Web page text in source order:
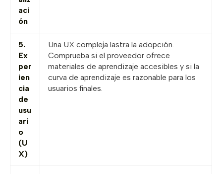
aci
ón
5.
Ex
per
ien
cia
de
usu
ari
o
(U
X)
Una UX compleja lastra la adopción.
Comprueba si el proveedor ofrece
materiales de aprendizaje accesibles y si la
curva de aprendizaje es razonable para los
usuarios finales.